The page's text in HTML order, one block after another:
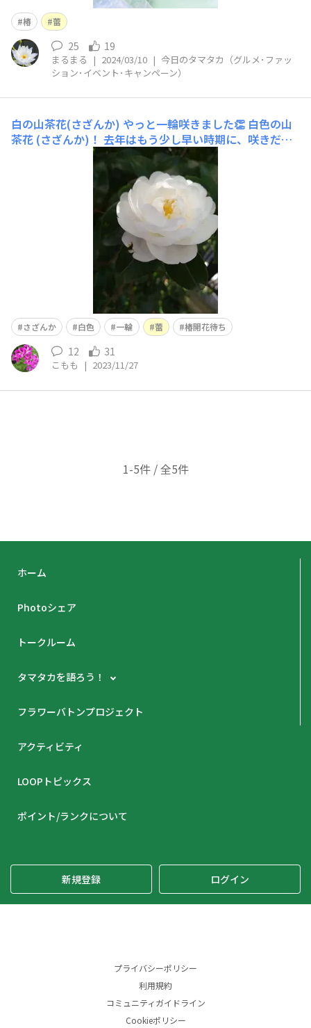
椿 蕾
25 19
まるまる | 2024/03/10 | 今日のタマタカ（グルメ･ファッ
ション･イベント･キャンペーン）
白の山茶花(さざんか) やっと一輪咲きました👏 白色の山
茶花 (さざんか)！ 去年はもう少し早い時期に、咲きだし
たと思います。 でも蕾がたくさんついているので、一安
心🥰😄 椿はまだまだ 開花待機中！こもも
さざんか 白色 一輪 蕾 椿開花待ち
12 31
こもも | 2023/11/27
1-5件 / 全5件
ホーム
Photoシェア
トークルーム
タマタカを語ろう！
フラワーバトンプロジェクト
アクティビティ
LOOPトピックス
ポイント/ランクについて
新規登録 ログイン
プライバシーポリシー
利用規約
コミュニティガイドライン
Cookieポリシー